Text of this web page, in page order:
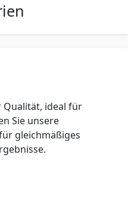
Qualität, ideal für
Sie unsere
gleichmäßiges